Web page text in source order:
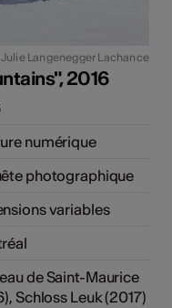
Langenegger Lachance
2016
numérique
photographique
variables
de Saint-Maurice
Schloss Leuk (2017)